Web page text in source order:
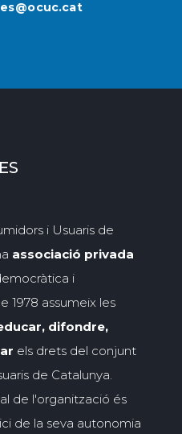
i Usuaris de
associació privada
i
1978 assumeix les
difondre,
els drets del conjunt
de Catalunya.
de l'organització és
de la seva autonomia